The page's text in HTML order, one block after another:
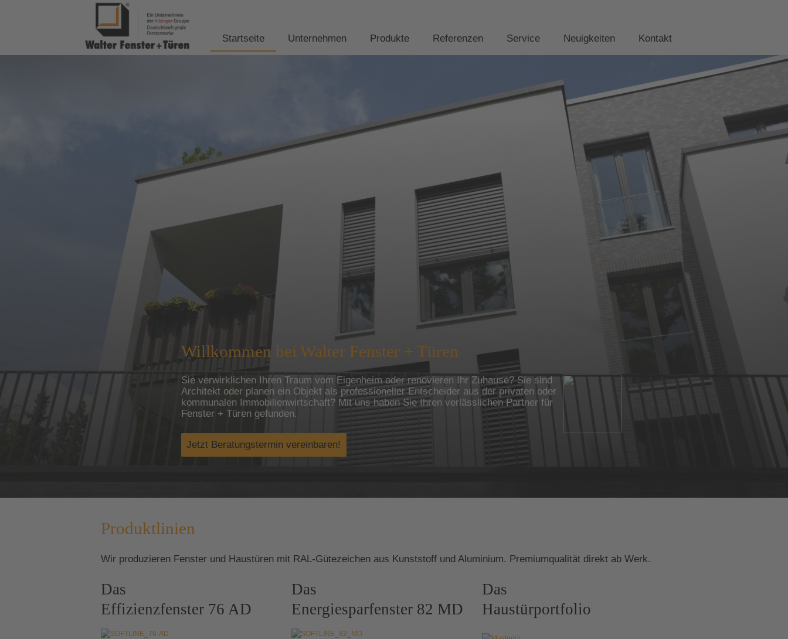
Startseite Unternehmen Produkte Referenzen Service Neuigkeiten Kontakt
Willkommen bei Walter Fenster + Türen
Sie verwirklichen Ihren Traum vom Eigenheim oder renovieren Ihr Zuhause?Sie sind
Architekt oder planen ein Objekt als professioneller Entscheider aus der privaten oder
kommunalen Immobilienwirtschaft? Mit uns haben Sie Ihren verlässlichen Partner für
Fenster + Türen gefunden.
Jetzt Beratungstermin vereinbaren!
Produktlinien
Wir produzieren Fenster und Haustüren mit RAL-Gütezeichen aus Kunststoff und Aluminium. Premiumqualität direkt ab Werk.
Das
Effizienzfenster 76 AD
Das
Energiesparfenster 82 MD
Das
Haustürportfolio